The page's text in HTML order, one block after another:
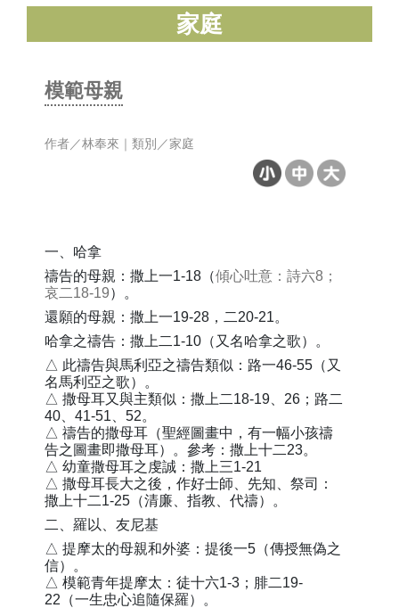
家庭
模範母親
作者／林奉來｜類別／家庭
一、哈拿
禱告的母親：撒上一1-18（傾心吐意：詩六8；
哀二18-19）。
還願的母親：撒上一19-28，二20-21。
哈拿之禱告：撒上二1-10（又名哈拿之歌）。
△ 此禱告與馬利亞之禱告類似：路一46-55（又
名馬利亞之歌）。
△ 撒母耳又與主類似：撒上二18-19、26；路二
40、41-51、52。
△ 禱告的撒母耳（聖經圖畫中，有一幅小孩禱
告之圖畫即撒母耳）。參考：撒上十二23。
△ 幼童撒母耳之虔誠：撒上三1-21
△ 撒母耳長大之後，作好士師、先知、祭司：
撒上十二1-25（清廉、指教、代禱）。
二、羅以、友尼基
△ 提摩太的母親和外婆：提後一5（傳授無偽之
信）。
△ 模範青年提摩太：徒十六1-3；腓二19-
22（一生忠心追隨保羅）。